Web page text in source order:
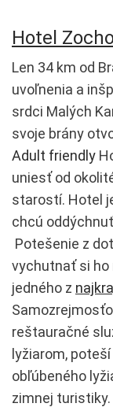
Hotel
Len 34 km od
uvoľnenia a
srdci Malých
svoje brány
Adult friendly
uniesť od
starostí. Hotel
chcú
Potešenie z
vychutnať si ho
jedného z
reštauračné
lyžiarom,
obľúbeného
zimnej turistiky.